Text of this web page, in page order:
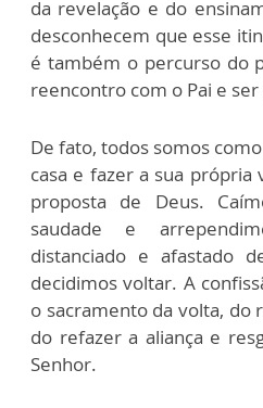
da revelação e do
desconhecem que esse
é também o percurso do
reencontro com o Pai e
De fato, todos somos
casa e fazer a sua
proposta de Deus.
saudade e
distanciado e afastado
decidimos voltar. A
o sacramento da volta, do
do refazer a aliança e
Senhor.